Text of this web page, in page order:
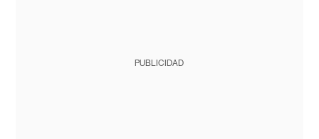
PUBLICIDAD